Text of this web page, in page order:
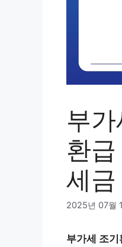
부
환
세
2025년 07월
부가세 조